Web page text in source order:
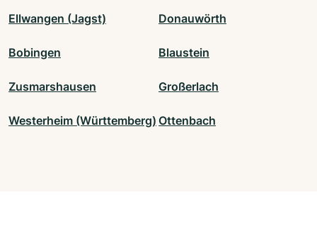
Ellwangen (Jagst) Donauwörth
Bobingen Blaustein
Zusmarshausen Großerlach
Westerheim (Württemberg) Ottenbach